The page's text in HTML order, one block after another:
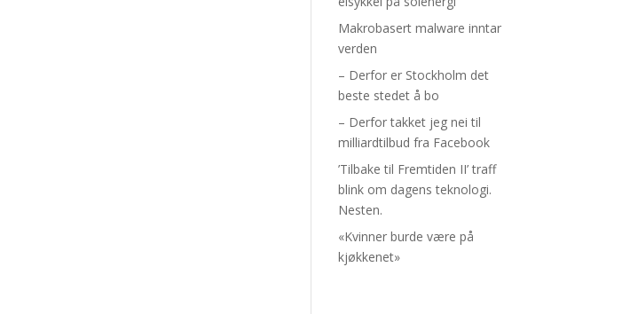
Makrobasert malware inntar
verden
– Derfor er Stockholm det
beste stedet å bo
– Derfor takket jeg nei til
milliardtilbud fra Facebook
’Tilbake til Fremtiden II’ traff
blink om dagens teknologi.
Nesten.
«Kvinner burde være på
kjøkkenet»